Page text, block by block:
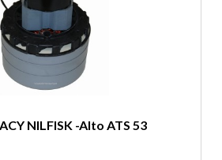
NILFISK -Alto ATS 53